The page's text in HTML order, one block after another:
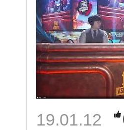
19.01.12